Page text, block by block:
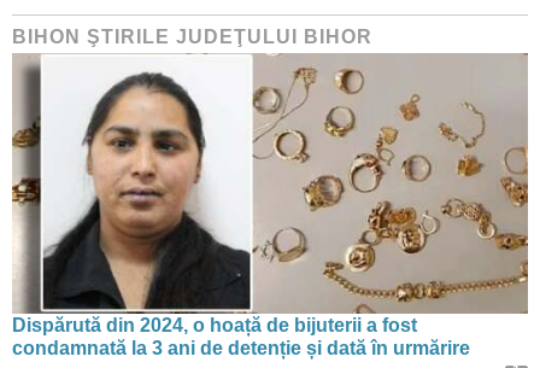
BIHON ŞTIRILE JUDEŢULUI BIHOR
Dispărută din 2024, o hoață de bijuterii a fost
condamnată la 3 ani de detenție și dată în urmărire